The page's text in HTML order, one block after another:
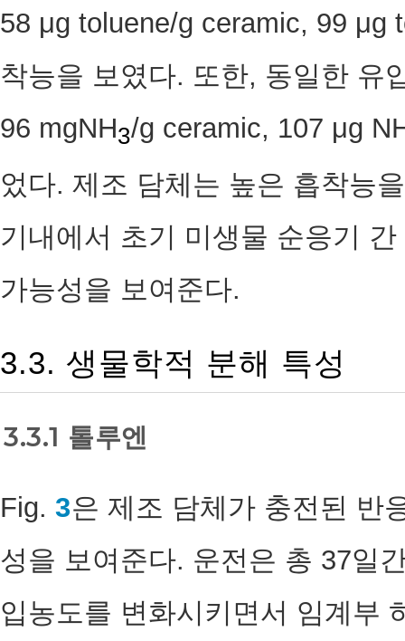
58 μg toluene/g ceramic, 99 μg
착능을 보였다. 또한, 동일한 유
96 mgNH3/g ceramic, 107 μg
었다. 제조 담체는 높은 흡착능
기내에서 초기 미생물 순응기
가능성을 보여준다.
3.3. 생물학적 분해 특성
3.3.1 톨루엔
Fig. 3은 제조 담체가 충전된 반
성을 보여준다. 운전은 총 37일
입농도를 변화시키면서 임계부